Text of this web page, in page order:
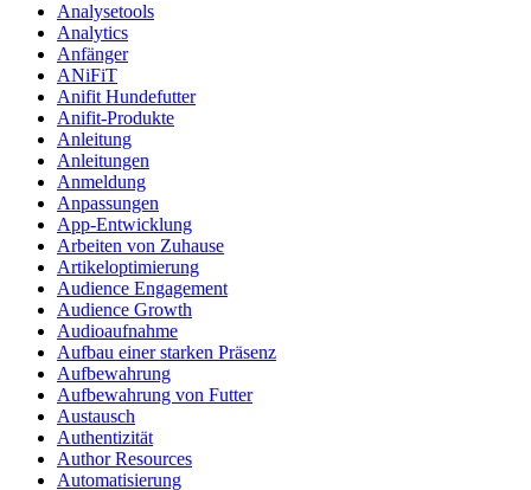
Analysetools
Analytics
Anfänger
ANiFiT
Anifit Hundefutter
Anifit-Produkte
Anleitung
Anleitungen
Anmeldung
Anpassungen
App-Entwicklung
Arbeiten von Zuhause
Artikeloptimierung
Audience Engagement
Audience Growth
Audioaufnahme
Aufbau einer starken Präsenz
Aufbewahrung
Aufbewahrung von Futter
Austausch
Authentizität
Author Resources
Automatisierung